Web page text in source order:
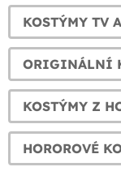
KOSTÝMY TV
ORIGINÁLNÍ
KOSTÝMY Z
HOROROVÉ